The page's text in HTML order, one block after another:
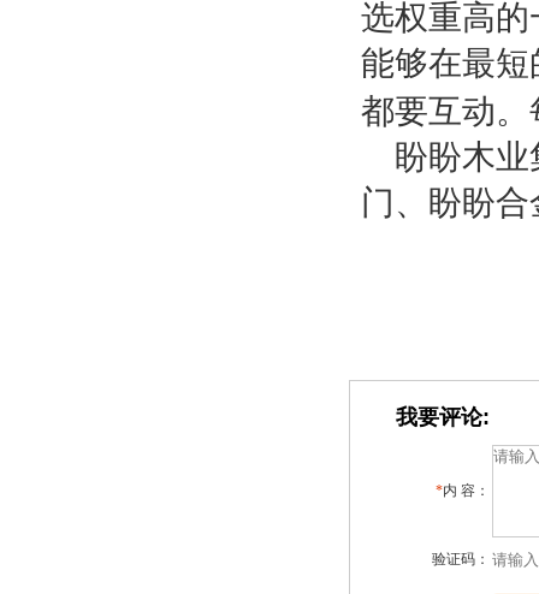
选权重高
能够在最
都要互动
盼盼木
门、盼盼
我要评论:
*内 容：
验证码：